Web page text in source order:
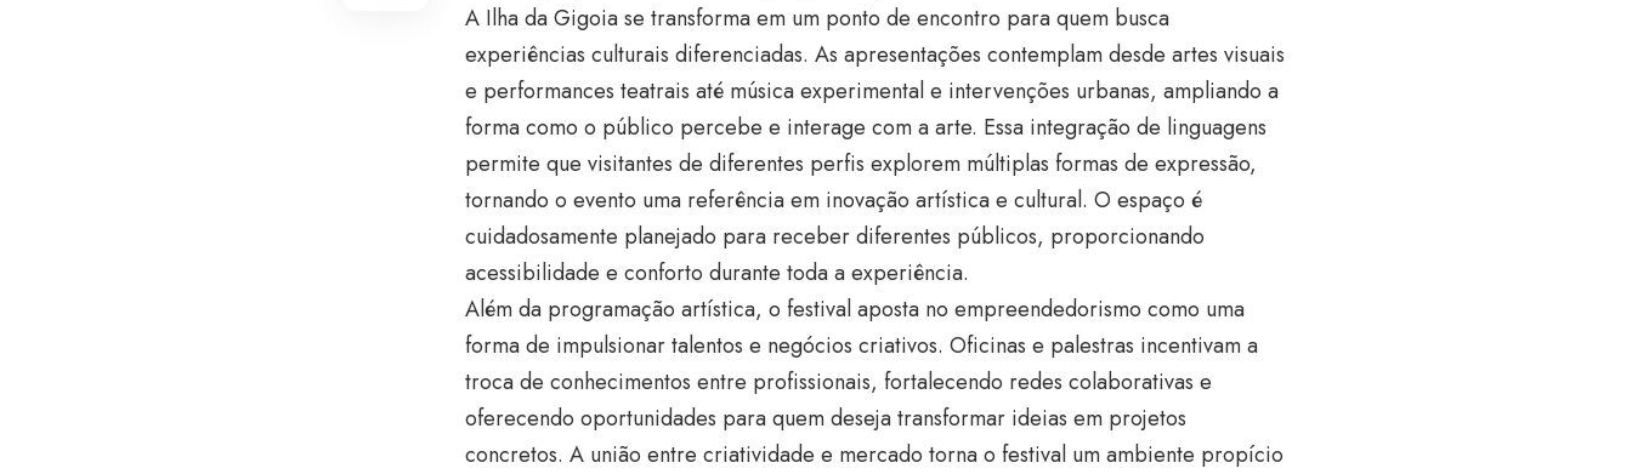
A Ilha da Gigoia se transforma em um ponto de encontro para quem busca
experiências culturais diferenciadas. As apresentações contemplam desde artes visuais
e performances teatrais até música experimental e intervenções urbanas, ampliando a
forma como o público percebe e interage com a arte. Essa integração de linguagens
permite que visitantes de diferentes perfis explorem múltiplas formas de expressão,
tornando o evento uma referência em inovação artística e cultural. O espaço é
cuidadosamente planejado para receber diferentes públicos, proporcionando
acessibilidade e conforto durante toda a experiência.
Além da programação artística, o festival aposta no empreendedorismo como uma
forma de impulsionar talentos e negócios criativos. Oficinas e palestras incentivam a
troca de conhecimentos entre profissionais, fortalecendo redes colaborativas e
oferecendo oportunidades para quem deseja transformar ideias em projetos
concretos. A união entre criatividade e mercado torna o festival um ambiente propício